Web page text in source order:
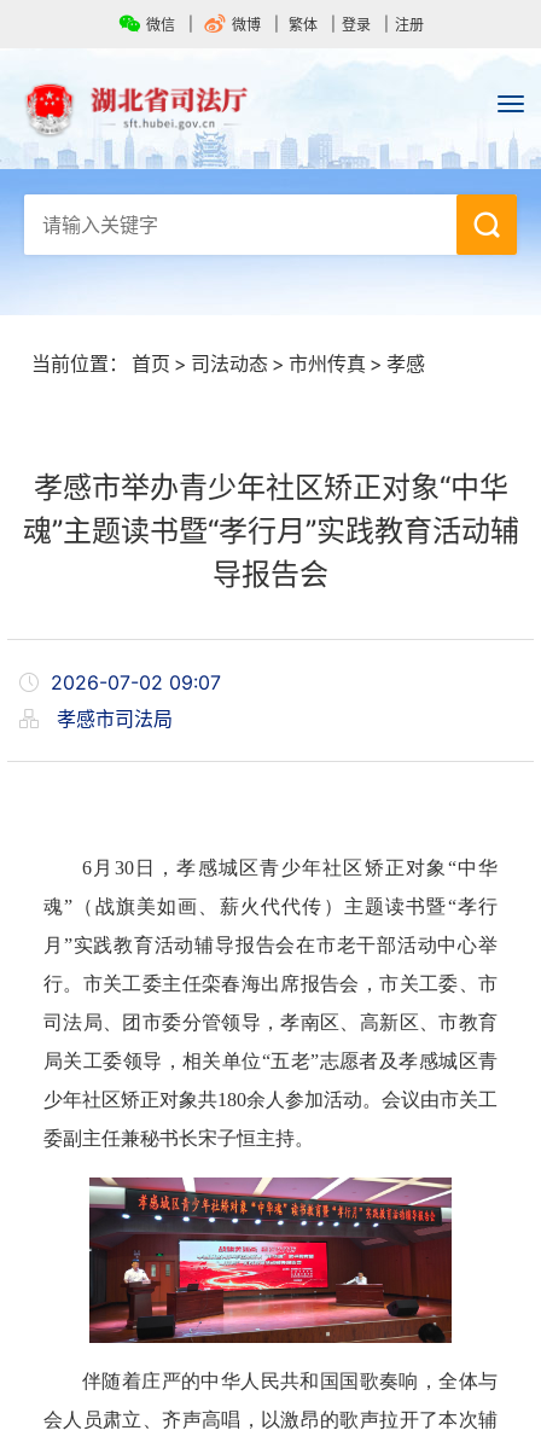
微信 微博 繁体 登录 注册
当前位置： 首页 > 司法动态 > 市州传真 > 孝感
孝感市举办青少年社区矫正对象“中华
魂”主题读书暨“孝行月”实践教育活动辅
导报告会
2026-07-02 09:07
孝感市司法局
6月30日，孝感城区青少年社区矫正对象“中华
魂”（战旗美如画、薪火代代传）主题读书暨“孝行
月”实践教育活动辅导报告会在市老干部活动中心举
行。市关工委主任栾春海出席报告会，市关工委、市
司法局、团市委分管领导，孝南区、高新区、市教育
局关工委领导，相关单位“五老”志愿者及孝感城区青
少年社区矫正对象共180余人参加活动。会议由市关工
委副主任兼秘书长宋子恒主持。
伴随着庄严的中华人民共和国国歌奏响，全体与
会人员肃立、齐声高唱，以激昂的歌声拉开了本次辅